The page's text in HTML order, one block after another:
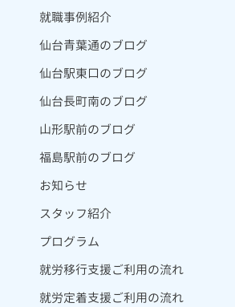
就職事例紹介
仙台青葉通のブログ
仙台駅東口のブログ
仙台長町南のブログ
山形駅前のブログ
福島駅前のブログ
お知らせ
スタッフ紹介
プログラム
就労移行支援ご利用の流れ
就労定着支援ご利用の流れ